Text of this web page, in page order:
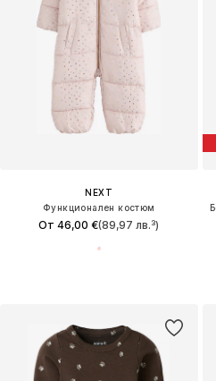
NEXT
Функционален костюм
От 46,00 €(89,97 лв.³)